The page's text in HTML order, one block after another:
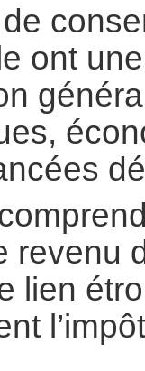
ont
revenu
lien